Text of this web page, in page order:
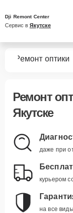
Dji Remont Center
Сервис в Якутске
Ремонт оптики
Ремонт
Якутске
даже при
курьером
на все